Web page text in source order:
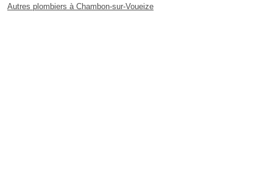
Autres plombiers à Chambon-sur-Voueize